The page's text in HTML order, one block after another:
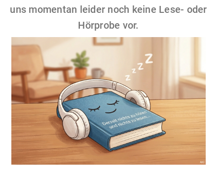
uns momentan leider noch keine Lese- oder
Hörprobe vor.